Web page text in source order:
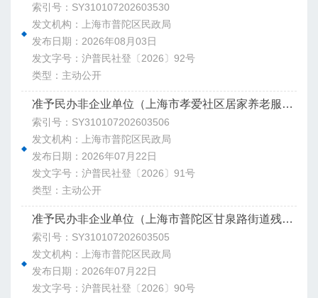
索引号：SY310107202603530
发文机构：上海市普陀区民政局
发布日期：2026年08月03日
发文字号：沪普民社登〔2026〕92号
类型：主动公开
准予民办非企业单位（上海市孝爱社区居家养老服务社）变更登记决定书
索引号：SY310107202603506
发文机构：上海市普陀区民政局
发布日期：2026年07月22日
发文字号：沪普民社登〔2026〕91号
类型：主动公开
准予民办非企业单位（上海市普陀区甘泉路街道残疾人服务社）变更登记决定书
索引号：SY310107202603505
发文机构：上海市普陀区民政局
发布日期：2026年07月22日
发文字号：沪普民社登〔2026〕90号